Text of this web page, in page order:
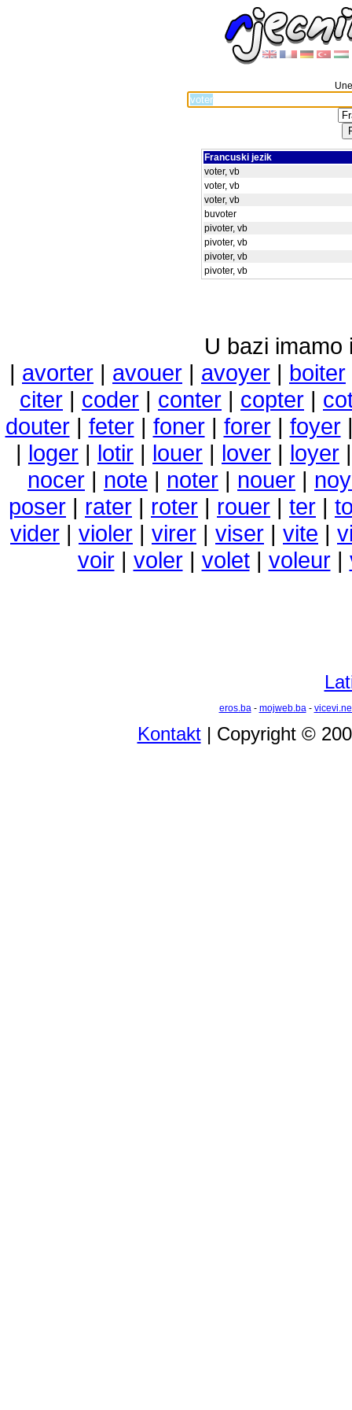
Francuski jezik
voter, vb
voter, vb
voter, vb
buvoter
pivoter, vb
pivoter, vb
pivoter, vb
pivoter, vb
U bazi imamo
| avorter | avouer | avoyer | boiter
citer | coder | conter | copter |
douter| feter| foner| forer| foyer
| loger | lotir | louer | lover | loyer
nocer | note | noter | nouer |
poser | rater | roter | rouer | ter |
vider | violer | virer | viser | vite |
voir| voler| volet| voleur|
eros.ba- mojweb.ba-
Kontakt| Copyright ©